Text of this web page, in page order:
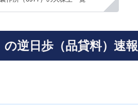
の逆日歩（品貸料）速報